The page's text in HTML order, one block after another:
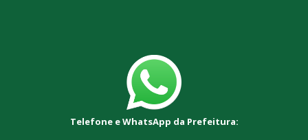
Telefone e WhatsApp da Prefeitura: